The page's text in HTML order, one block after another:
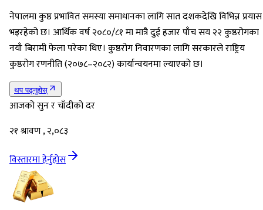
नेपालमा कुष्ठ प्रभावित समस्या समाधानका लागि सात दशकदेखि विभिन्न प्रयास
भइरहेको छ। आर्थिक वर्ष २०८०/८१ मा मात्रै दुई हजार पाँच सय २२ कुष्ठरोगका
नयाँ बिरामी फेला परेका थिए। कुष्ठरोग निवारणका लागि सरकारले राष्ट्रिय
कुष्ठरोग रणनीति (२०७८–२०८२) कार्यान्वयनमा ल्याएको छ।
थप पढ्नुहोस्
आजको सुन र चाँदीको दर
२१ श्रावण , २,०८३
विस्तारमा हेर्नुहोस